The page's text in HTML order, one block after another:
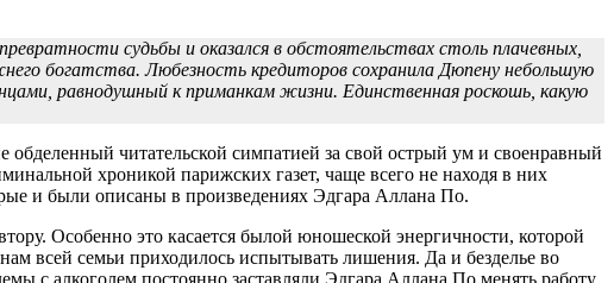
судьбы и оказался в обстоятельствах столь плачевных,
богатства. Любезность кредиторов сохранила Дюпену небольшую
равнодушный к приманкам жизни. Единственная роскошь, какую
читательской симпатией за свой острый ум и своенравный
хроникой парижских газет, чаще всего не находя в них
и были описаны в произведениях Эдгара Аллана По.
Особенно это касается былой юношеской энергичности, которой
всей семьи приходилось испытывать лишения. Да и безделье во
с алкоголем постоянно заставляли Эдгара Аллана По менять работу,